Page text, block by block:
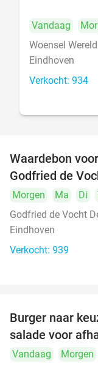
Vandaag
Woensel
Eindhoven
Verkocht: 934
Waardebon
Godfried de
Morgen Ma Di
Godfried de Vocht
Eindhoven
Verkocht: 939
Burger naar
salade voor
Vandaag Morgen